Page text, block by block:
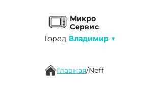
Микро
Сервис
Город Владимир ▼
Главная/Neff